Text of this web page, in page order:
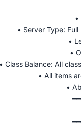
•
• Server Type:
•
•
Class Balance: All
• All items
•